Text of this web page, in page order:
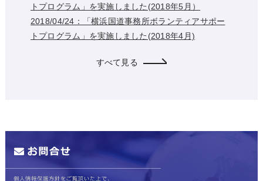
トプログラム」を実施しました(2018年5月）
2018/04/24：「横浜国道事務所ボランティアサポー
トプログラム」を実施しました(2018年4月)
すべて見る